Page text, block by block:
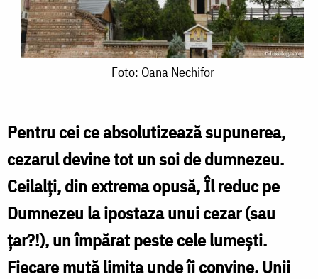
Foto: Oana Nechifor
Pentru cei ce absolutizează supunerea,
cezarul devine tot un soi de dumnezeu.
Ceilalți, din extrema opusă, Îl reduc pe
Dumnezeu la ipostaza unui cezar (sau
țar?!), un împărat peste cele lumești.
Fiecare mută limita unde îi convine. Unii